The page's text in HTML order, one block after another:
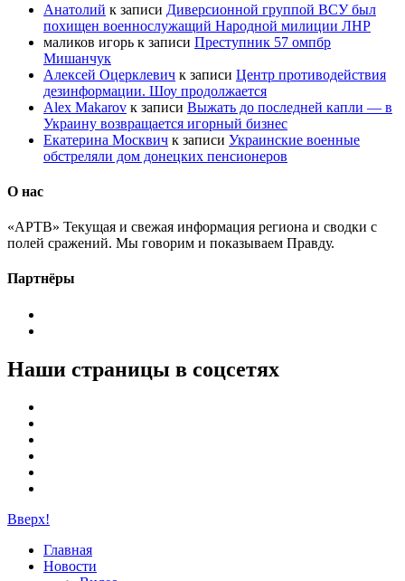
Анатолий к записи Диверсионной группой ВСУ был
похищен военнослужащий Народной милиции ЛНР
маликов игорь к записи Преступник 57 омпбр
Мишанчук
Алексей Оцерклевич к записи Центр противодействия
дезинформации. Шоу продолжается
Alex Makarov к записи Выжать до последней капли — в
Украину возвращается игорный бизнес
Екатерина Москвич к записи Украинские военные
обстреляли дом донецких пенсионеров
О нас
«АРТВ» Текущая и свежая информация региона и сводки с
полей сражений. Мы говорим и показываем Правду.
Партнёры
Наши страницы в соцсетях
Вверх!
Главная
Новости